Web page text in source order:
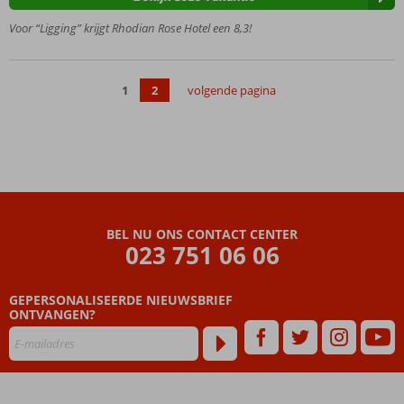
Groot
met
sfeer
Voor “Ligging” krijgt Rhodian Rose Hotel een 8,3!
1 2 volgende pagina
BEL NU ONS CONTACT CENTER
023 751 06 06
GEPERSONALISEERDE NIEUWSBRIEF
ONTVANGEN?